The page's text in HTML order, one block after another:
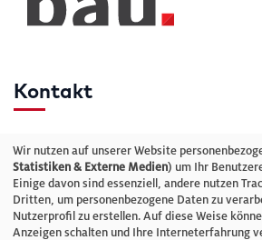
Kontakt
Telefon: +49 (0)711 2585563-0
E-Mail:info@bauelemente-bau.eu
Unternehmen
Wir nutzen auf unserer Website
Statistiken & Externe Medien) um Ihr
Einige davon sind essenziell, andere nutzen
Dritten, um personenbezogene Daten zu
Nutzerprofil zu erstellen. Auf diese Weise
Anzeigen schalten und Ihre Interneterfahrung